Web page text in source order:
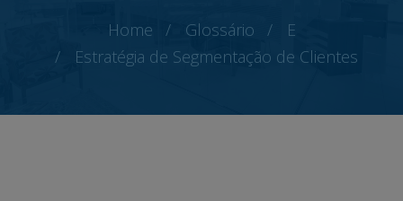
Home Glossário
E
Estratégia de Segmentação de Clientes